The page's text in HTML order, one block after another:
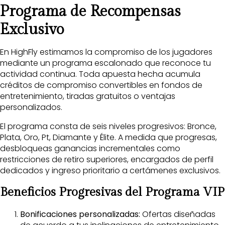
Programa de Recompensas
Exclusivo
En HighFly estimamos la compromiso de los jugadores
mediante un programa escalonado que reconoce tu
actividad continua. Toda apuesta hecha acumula
créditos de compromiso convertibles en fondos de
entretenimiento, tiradas gratuitos o ventajas
personalizados.
El programa consta de seis niveles progresivos: Bronce,
Plata, Oro, Pt, Diamante y Élite. A medida que progresas,
desbloqueas ganancias incrementales como
restricciones de retiro superiores, encargados de perfil
dedicados y ingreso prioritario a certámenes exclusivos.
Beneficios Progresivas del Programa VIP
Bonificaciones personalizadas: Ofertas diseñadas